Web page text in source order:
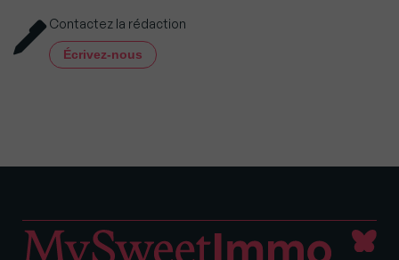
Contactez la rédaction
Écrivez-nous